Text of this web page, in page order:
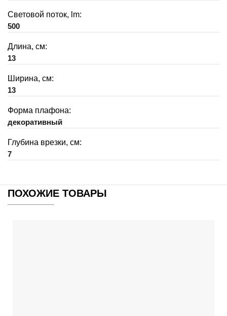
Световой поток, lm:
500
Длина, см:
13
Ширина, см:
13
Форма плафона:
декоративный
Глубина врезки, см:
7
ПОХОЖИЕ ТОВАРЫ